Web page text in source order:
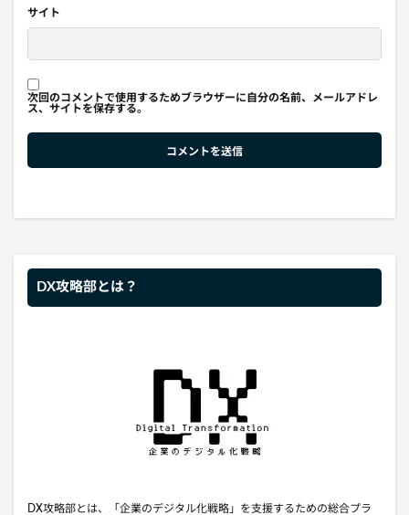
サイト
次回のコメントで使用するためブラウザーに自分の名前、メールアドレ
ス、サイトを保存する。
DX攻略部とは？
DX攻略部とは、「企業のデジタル化戦略」を支援するための総合プラ